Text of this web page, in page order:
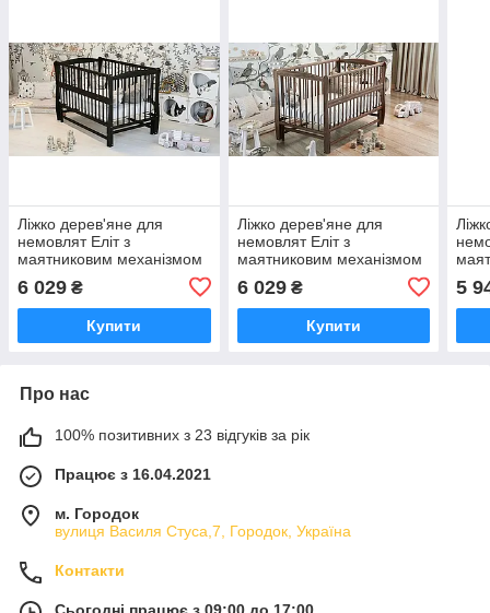
Ліжко дерев'яне для
немовлят Еліт з
маятниковим механізмом
відкидною боковиною без
шухляди бук біле 120х60
6 029 ₴
Купити
Ліжко дерев'яне для
немовлят Еліт з
маятниковим механізмом
відкидною боковиною без
шухляди бук біле 120х60
6 029₴
Купити
5
Про нас
100% позитивних з 23 відгуків за рік
Працює з 16.04.2021
м. Городок
вулиця Василя Стуса,7, Городок, Україна
Контакти
Сьогодні працює з 09:00 до 17:00